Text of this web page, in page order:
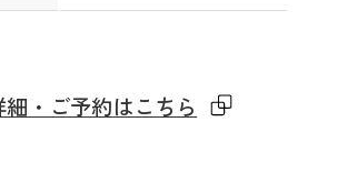
細・ご予約はこちら